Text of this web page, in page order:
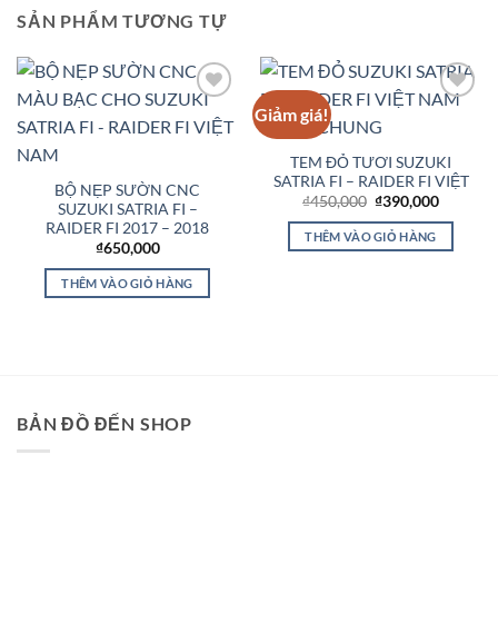
SẢN PHẨM TƯƠNG TỰ
Wishlist
BỘ NẸP SƯỜN CNC
SUZUKI SATRIA FI –
RAIDER FI 2017 – 2018
₫650,000
THÊM VÀO GIỎ HÀNG
Giảm giá!
TEM ĐỎ TƯƠI SUZUKI
SATRIA FI – RAIDER FI VIỆT
₫450,000 Giá
là:
₫450,000.
₫390,000Giá
tại
THÊM VÀO GIỎ HÀNG
BẢN ĐỒ ĐẾN SHOP